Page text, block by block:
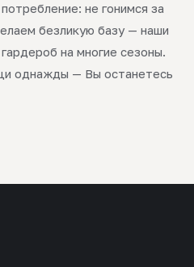
не гонимся за
безликую базу — наши
на многие сезоны.
однажды — Вы останетесь